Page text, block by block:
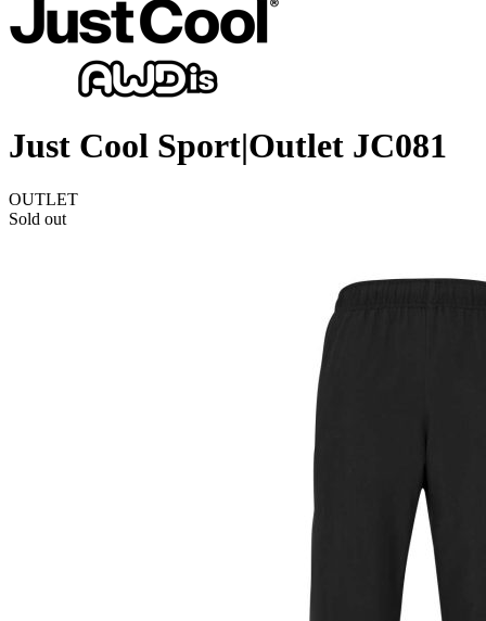
Just Cool Sport|Outlet JC081
OUTLET
Sold out